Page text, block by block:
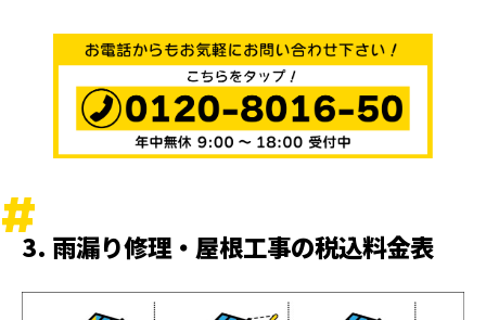
3. 雨漏り修理・屋根工事の税込料金表